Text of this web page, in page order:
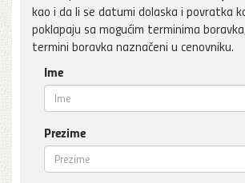
kao i da li se datumi dolaska i povratka
poklapaju sa mogućim terminima
termini boravka naznačeni u cenovniku.
Ime
Prezime